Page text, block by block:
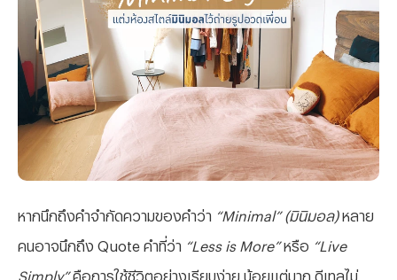
หากนึกถึงคำจำกัดความของคำว่า “Minimal” (มินิมอล)หลาย
คนอาจนึกถึง Quote คำที่ว่า “Less is More”หรือ “Live
Simply”คือการใช้ชีวิตอย่างเรียบง่าย น้อยแต่มาก ดีเทลไม่